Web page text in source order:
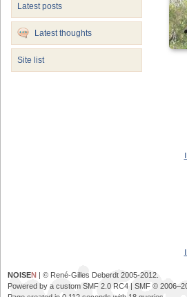
Latest posts
Latest thoughts
Site list
NOISEN | © René-Gilles Deberdt 2005-2012.
Powered by a custom SMF 2.0 RC4 | SMF ©